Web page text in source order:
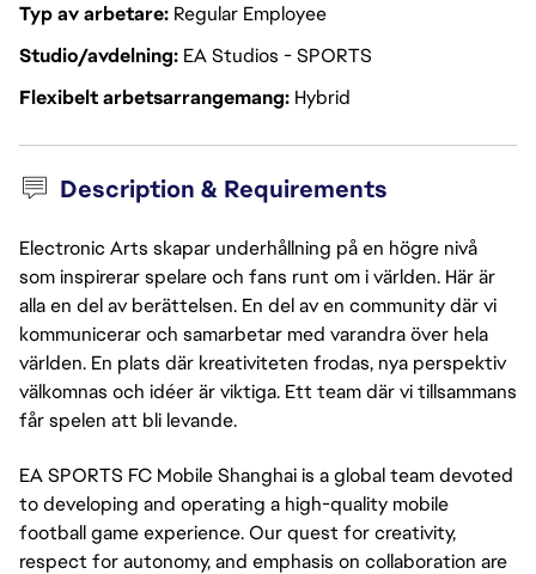
Typ av arbetare Regular Employee
Studio/avdelning EA Studios - SPORTS
Flexibelt arbetsarrangemang Hybrid
Description & Requirements
Electronic Arts skapar underhållning på en högre nivå
som inspirerar spelare och fans runt om i världen. Här är
alla en del av berättelsen. En del av en community där vi
kommunicerar och samarbetar med varandra över hela
världen. En plats där kreativiteten frodas, nya perspektiv
välkomnas och idéer är viktiga. Ett team där vi tillsammans
får spelen att bli levande.
EA SPORTS FC Mobile Shanghai is a global team devoted
to developing and operating a high-quality mobile
football game experience. Our quest for creativity,
respect for autonomy, and emphasis on collaboration are